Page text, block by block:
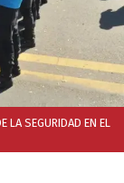
LA SEGURIDAD EN EL